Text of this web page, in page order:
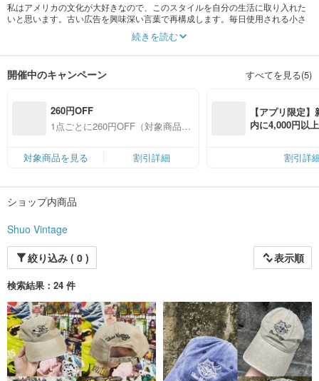
私はアメリカの文化が大好きなので、このスタイルを自分の生活に取り入れた
いと思います。古い広告を興味深い言葉で再構成します。毎日使用される小さ
なオブジェクトでデザインされているため、すべての人の製品が異なり、さら
に多くのものが存在する可能性があります バラエティと楽しい！
続きを読む
開催中のキャンペーン すべてを見る(5)
260円OFF
1点ごとに260円OFF（対象商品限
対象商品を見る
割引詳細
【アプリ限定
内に4,000円以
割引詳
ショップ内商品
Shuo Vintage
絞り込み ( 0 )
表示順
検索結果：24 件